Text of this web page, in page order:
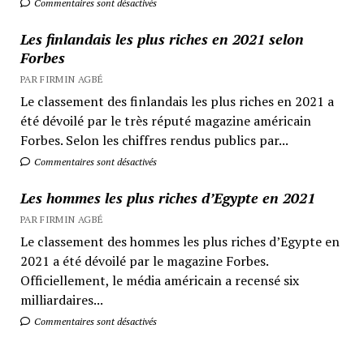
Commentaires sont désactivés
Les finlandais les plus riches en 2021 selon
Forbes
PAR FIRMIN AGBÉ
Le classement des finlandais les plus riches en 2021 a
été dévoilé par le très réputé magazine américain
Forbes. Selon les chiffres rendus publics par...
Commentaires sont désactivés
Les hommes les plus riches d’Egypte en 2021
PAR FIRMIN AGBÉ
Le classement des hommes les plus riches d’Egypte en
2021 a été dévoilé par le magazine Forbes.
Officiellement, le média américain a recensé six
milliardaires...
Commentaires sont désactivés